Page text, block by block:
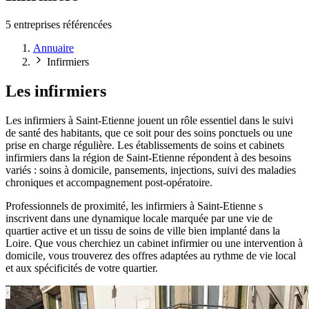
5 entreprises référencées
Annuaire
Infirmiers
Les infirmiers
Les infirmiers à Saint-Etienne jouent un rôle essentiel dans le suivi
de santé des habitants, que ce soit pour des soins ponctuels ou une
prise en charge régulière. Les établissements de soins et cabinets
infirmiers dans la région de Saint-Etienne répondent à des besoins
variés : soins à domicile, pansements, injections, suivi des maladies
chroniques et accompagnement post-opératoire.
Professionnels de proximité, les infirmiers à Saint-Etienne s
inscrivent dans une dynamique locale marquée par une vie de
quartier active et un tissu de soins de ville bien implanté dans la
Loire. Que vous cherchiez un cabinet infirmier ou une intervention à
domicile, vous trouverez des offres adaptées au rythme de vie local
et aux spécificités de votre quartier.